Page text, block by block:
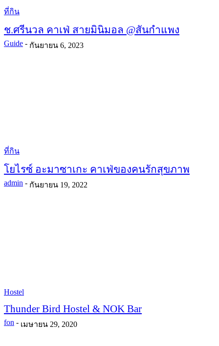
ที่กิน
ช.ศรีนวล คาเฟ่ สายมินิมอล @สันกำแพง
Guide - กันยายน 6, 2023
ที่กิน
โยไรซ์ อะมาซาเกะ คาเฟ่ของคนรักสุขภาพ
admin - กันยายน 19, 2022
Hostel
Thunder Bird Hostel & NOK Bar
fon - เมษายน 29, 2020